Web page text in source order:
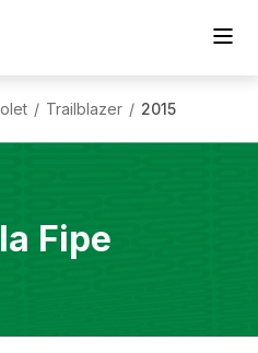
/ Trailblazer / 2015
Fipe